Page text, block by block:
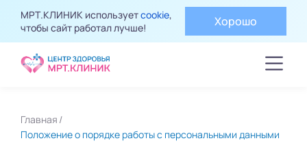
МРТ.КЛИНИК используетcookie,
чтобы сайт работал лучше!
Хорошо
Главная
Положение о порядке работы с персональными данными